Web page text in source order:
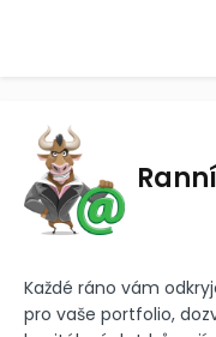
Ranní
Každé ráno vám
pro vaše portfolio,